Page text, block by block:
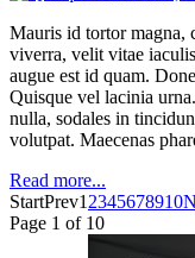
Mauris id tortor magna,
viverra, velit vitae
augue est id quam.
Quisque vel lacinia
nulla, sodales in
volutpat. Maecenas
Read more...
StartPrev1 2345678910
Page 1 of 10